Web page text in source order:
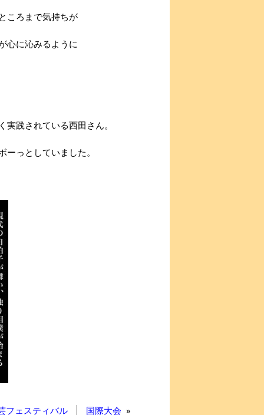
ころまで気持ちが
心に沁みるように
践されている西田さん。
っとしていました。
フェスティバル 国際大会 »